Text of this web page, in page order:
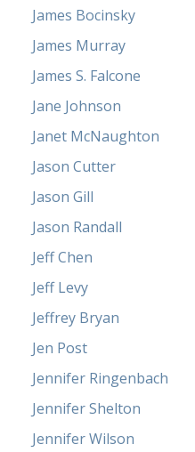
James Bocinsky
James Murray
James S. Falcone
Jane Johnson
Janet McNaughton
Jason Cutter
Jason Gill
Jason Randall
Jeff Chen
Jeff Levy
Jeffrey Bryan
Jen Post
Jennifer Ringenbach
Jennifer Shelton
Jennifer Wilson